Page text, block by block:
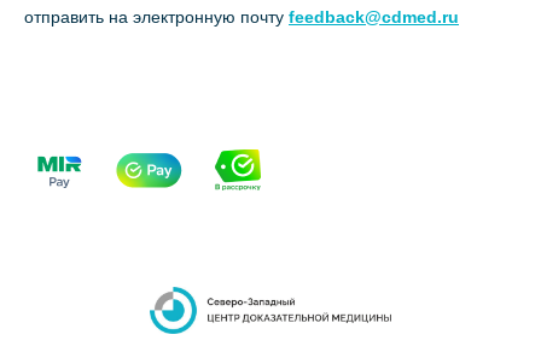
отправить на электронную почту feedback@cdmed.ru